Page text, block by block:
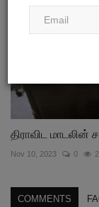
திராவிட மாடலின்
Nov 10, 2023 0
COMMENTS